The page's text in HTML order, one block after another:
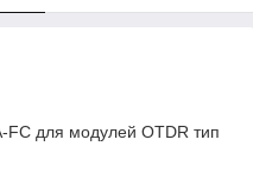
для модулей OTDR тип